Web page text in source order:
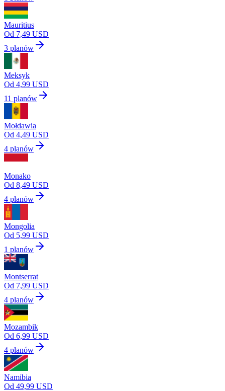
Mauritius
Od 7,49 USD
3 planów
Meksyk
Od 4,99 USD
11 planów
Mołdawia
Od 4,49 USD
4 planów
Monako
Od 8,49 USD
4 planów
Mongolia
Od 5,99 USD
1 planów
Montserrat
Od 7,99 USD
4 planów
Mozambik
Od 6,99 USD
4 planów
Namibia
Od 49,99 USD